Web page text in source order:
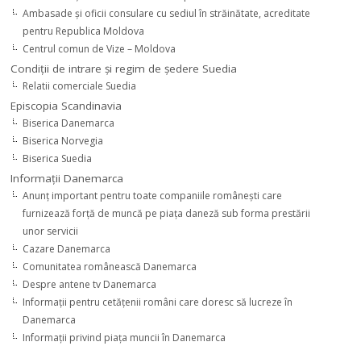
Ambasade şi oficii consulare cu sediul în străinătate, acreditate
pentru Republica Moldova
Centrul comun de Vize – Moldova
Condiţii de intrare şi regim de şedere Suedia
Relatii comerciale Suedia
Episcopia Scandinavia
Biserica Danemarca
Biserica Norvegia
Biserica Suedia
Informaţii Danemarca
Anunţ important pentru toate companiile româneşti care
furnizează forţă de muncă pe piaţa daneză sub forma prestării
unor servicii
Cazare Danemarca
Comunitatea românească Danemarca
Despre antene tv Danemarca
Informaţii pentru cetăţenii români care doresc să lucreze în
Danemarca
Informaţii privind piaţa muncii în Danemarca